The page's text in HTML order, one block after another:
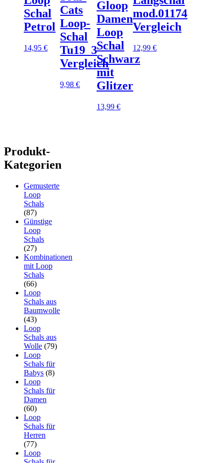
Schal
Petrol
14,95 €
Cats
Loop-
Schal
Tu19_3
Vergleich
9,98€
Gloop
Damen
Loop
Schal
Schwarz
mit
Glitzer
13,99 €
mod.01174
Vergleich
12,99€
Produkt-
Kategorien
Gemusterte
Loop
Schals
(87)
Günstige
Loop
Schals
(27)
Kombinationen
mit Loop
Schals
(66)
Loop
Schals aus
Baumwolle
(43)
Loop
Schals aus
Wolle (79)
Loop
Schals für
Babys (8)
Loop
Schals für
Damen
(60)
Loop
Schals für
Herren
(77)
Loop